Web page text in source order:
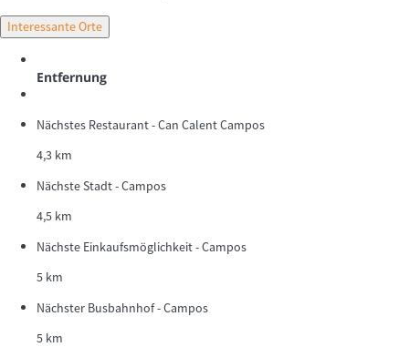
Interessante Orte
Entfernung
Nächstes Restaurant - Can Calent Campos
4,3 km
Nächste Stadt - Campos
4,5 km
Nächste Einkaufsmöglichkeit - Campos
5 km
Nächster Busbahnhof - Campos
5 km